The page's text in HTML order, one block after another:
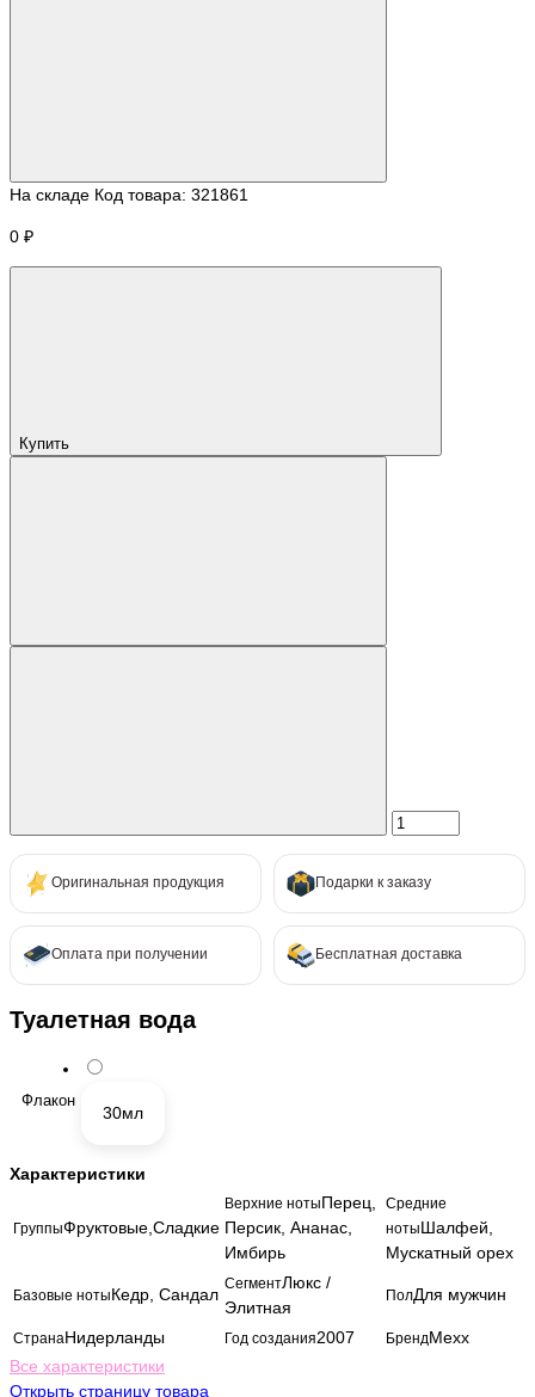
На складе Код товара: 321861
0 ₽
Купить
Оригинальная продукция Подарки к заказу
Оплата при получении Бесплатная доставка
Туалетная вода
Флакон
30мл
Характеристики
ГруппыФруктовые,Сладкие
Верхние нотыПерец,
Персик, Ананас,
Имбирь
Средние
нотыШалфей,
Мускатный орех
Базовые нотыКедр, Сандал
СегментЛюкс /
Элитная
ПолДля мужчин
СтранаНидерланды Год создания2007 БрендMexx
Все характеристики
Открыть страницу товара